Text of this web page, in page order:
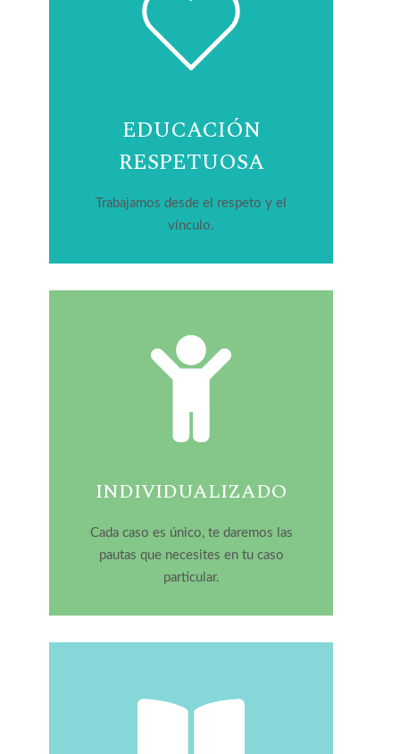
EDUCACIÓN
RESPETUOSA
Trabajamos desde el respeto y el
vínculo.
INDIVIDUALIZADO
Cada caso es único, te daremos las
pautas que necesites en tu caso
particular.